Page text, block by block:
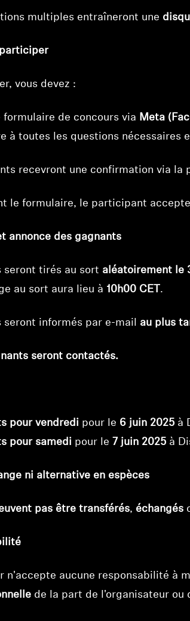
multiples entraîneront une
vous devez :
formulaire de concours via Meta
à toutes les questions nécessaires
recevront une confirmation via la
le formulaire, le participant
annonce des gagnants
seront tirés au sort aléatoirement le
au sort aura lieu à 10h00 CET .
seront informés par e-mail au plus
seront contactés.
pour vendredi pour le 6 juin 2025 à
pour samedi pour le 7 juin 2025 à
ni alternative en espèces
pas être transférés, échangés
n'accepte aucune responsabilité à
de la part de l'organisateur ou
Connectez-vous à
votre liste de